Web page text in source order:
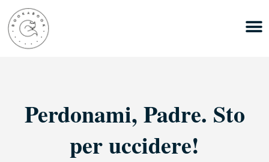
Perdonami, Padre. Sto
per uccidere!